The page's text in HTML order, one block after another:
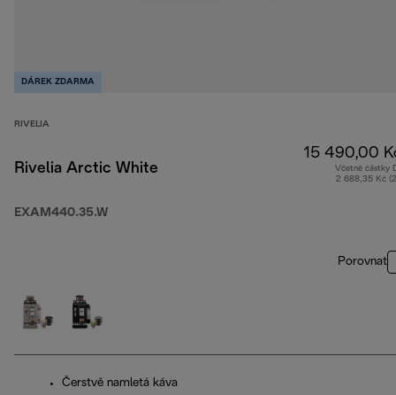
DÁREK ZDARMA
RIVELIA
Rivelia Arctic White
EXAM440.35.W
15 490,00
Včetně částky
2 688,35 Kč
Porovnat
Čerstvě namletá káva